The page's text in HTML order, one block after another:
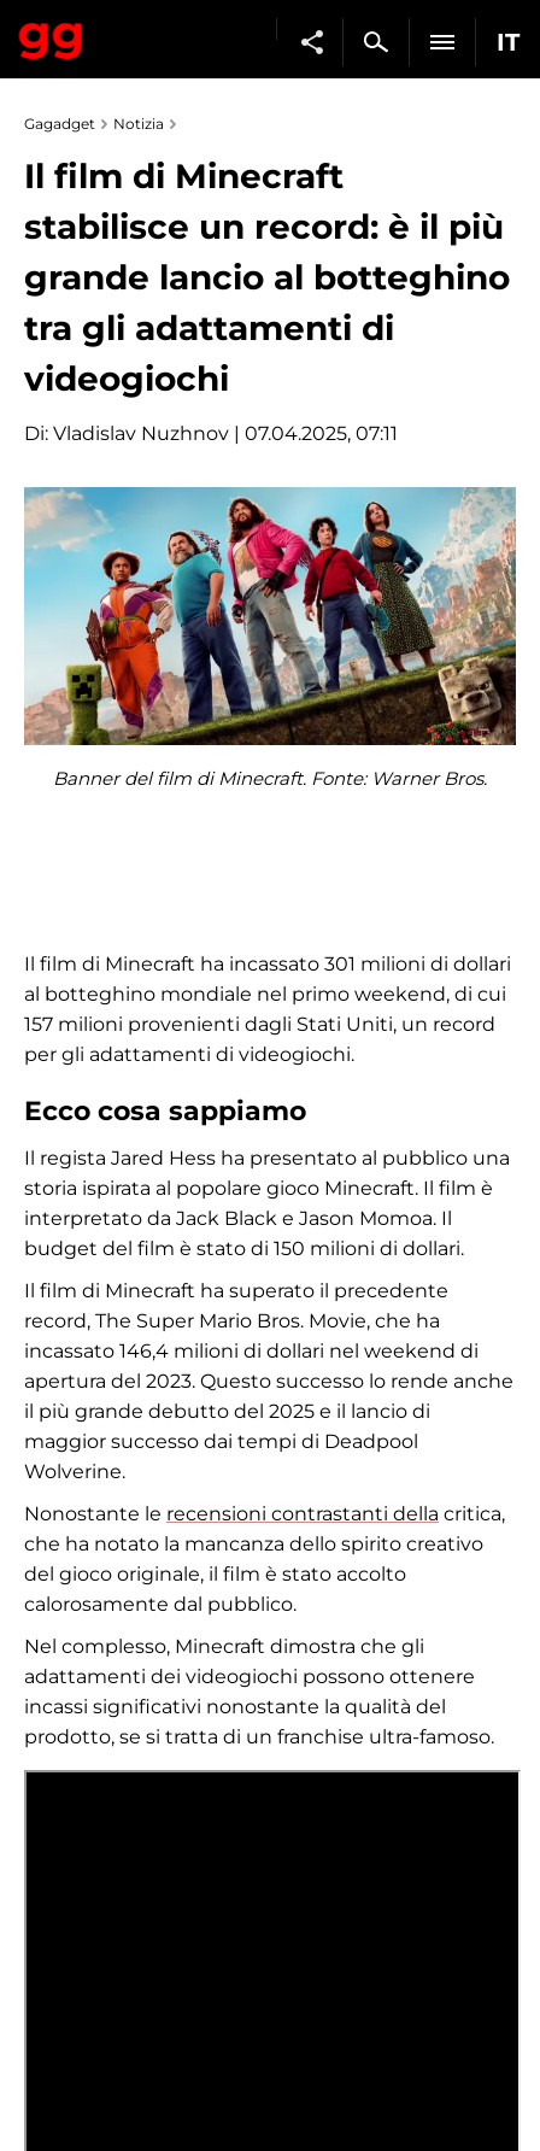
IT
Gagadget Notizia
Il film di Minecraft
stabilisce un record: è il più
grande lancio al botteghino
tra gli adattamenti di
videogiochi
Di: Vladislav Nuzhnov | 07.04.2025, 07:11
Banner del film di Minecraft. Fonte: Warner Bros.
Il film di Minecraft ha incassato 301 milioni di dollari
al botteghino mondiale nel primo weekend, di cui
157 milioni provenienti dagli Stati Uniti, un record
per gli adattamenti di videogiochi.
Ecco cosa sappiamo
Il regista Jared Hess ha presentato al pubblico una
storia ispirata al popolare gioco Minecraft. Il film è
interpretato da Jack Black e Jason Momoa. Il
budget del film è stato di 150 milioni di dollari.
Il film di Minecraft ha superato il precedente
record, The Super Mario Bros. Movie, che ha
incassato 146,4 milioni di dollari nel weekend di
apertura del 2023. Questo successo lo rende anche
il più grande debutto del 2025 e il lancio di
maggior successo dai tempi di Deadpool
Wolverine.
Nonostante le recensioni contrastanti della critica,
che ha notato la mancanza dello spirito creativo
del gioco originale, il film è stato accolto
calorosamente dal pubblico.
Nel complesso, Minecraft dimostra che gli
adattamenti dei videogiochi possono ottenere
incassi significativi nonostante la qualità del
prodotto, se si tratta di un franchise ultra-famoso.